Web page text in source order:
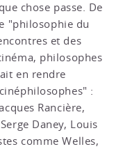
chose passe. De
"philosophie du
et des
philosophes
en rendre
:
Rancière,
Daney, Louis
comme Welles,